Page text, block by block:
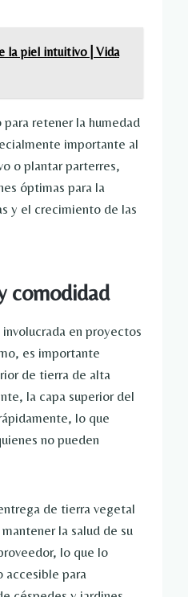
la piel intuitivo | Vida
retener la humedad
importante al
o plantar parterres,
óptimas para la
y el crecimiento de las
comodidad
en proyectos
es importante
de tierra de alta
la capa superior del
lo que
no pueden
de tierra vegetal
la salud de su
lo que lo
accesible para